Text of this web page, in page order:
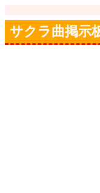
サクラ曲掲示